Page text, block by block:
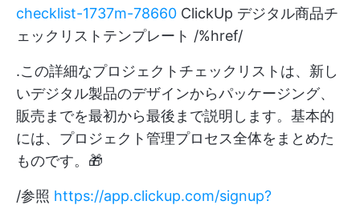
checklist-1737m-78660 ClickUp デジタル商品チ
ェックリストテンプレート /%href/
.この詳細なプロジェクトチェックリストは、新し
いデジタル製品のデザインからパッケージング、
販売までを最初から最後まで説明します。基本的
には、プロジェクト管理プロセス全体をまとめた
ものです。🎁
/参照 https://app.clickup.com/signup?